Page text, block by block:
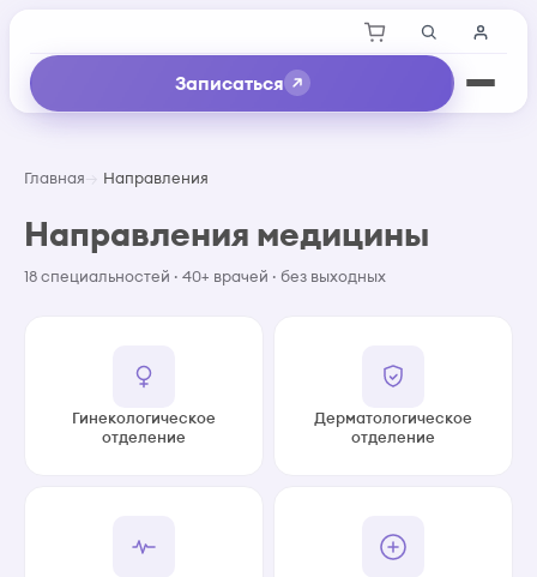
Записаться
Главная Направления
Направления медицины
18 специальностей · 40+ врачей · без выходных
Гинекологическое
отделение
Дерматологическое
отделение